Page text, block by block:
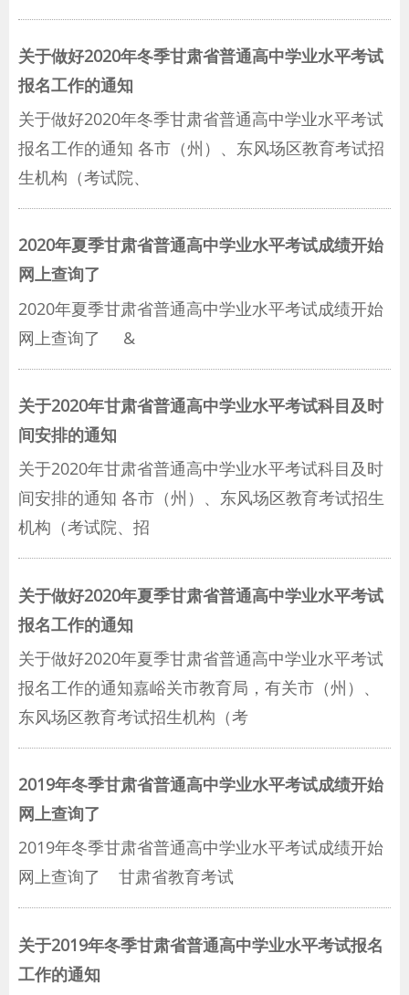
关于做好2020年冬季甘肃省普通高中学业水平考试
报名工作的通知
关于做好2020年冬季甘肃省普通高中学业水平考试
报名工作的通知 各市（州）、东风场区教育考试招
生机构（考试院、
2020年夏季甘肃省普通高中学业水平考试成绩开始
网上查询了
2020年夏季甘肃省普通高中学业水平考试成绩开始
网上查询了 &
关于2020年甘肃省普通高中学业水平考试科目及时
间安排的通知
关于2020年甘肃省普通高中学业水平考试科目及时
间安排的通知 各市（州）、东风场区教育考试招生
机构（考试院、招
关于做好2020年夏季甘肃省普通高中学业水平考试
报名工作的通知
关于做好2020年夏季甘肃省普通高中学业水平考试
报名工作的通知嘉峪关市教育局，有关市（州）、
东风场区教育考试招生机构（考
2019年冬季甘肃省普通高中学业水平考试成绩开始
网上查询了
2019年冬季甘肃省普通高中学业水平考试成绩开始
网上查询了 甘肃省教育考试
关于2019年冬季甘肃省普通高中学业水平考试报名
工作的通知